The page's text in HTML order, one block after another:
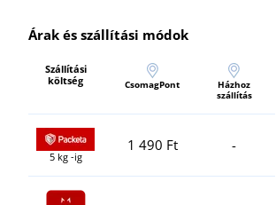
Árak és szállítási módok
Szállítási
költség
CsomagPont
Házhoz
szállítás
5 kg -ig
1 490 Ft -